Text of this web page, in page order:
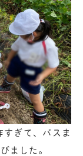
ぎて、バスま
ました。